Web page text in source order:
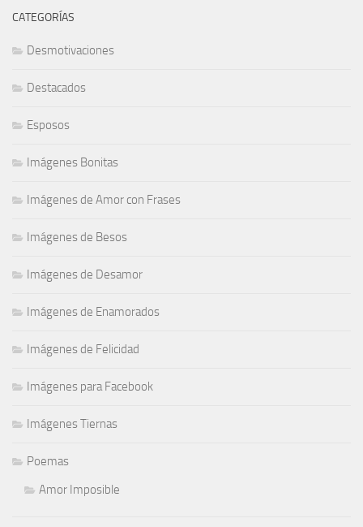
CATEGORÍAS
Desmotivaciones
Destacados
Esposos
Imágenes Bonitas
Imágenes de Amor con Frases
Imágenes de Besos
Imágenes de Desamor
Imágenes de Enamorados
Imágenes de Felicidad
Imágenes para Facebook
Imágenes Tiernas
Poemas
Amor Imposible